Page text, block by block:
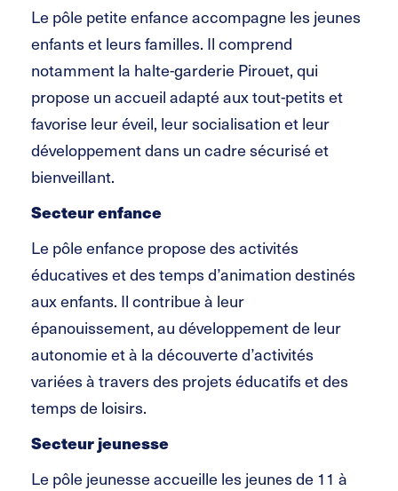
Le pôle petite enfance accompagne les jeunes
enfants et leurs familles. Il comprend
notamment la halte-garderie Pirouet, qui
propose un accueil adapté aux tout-petits et
favorise leur éveil, leur socialisation et leur
développement dans un cadre sécurisé et
bienveillant.
Secteur enfance
Le pôle enfance propose des activités
éducatives et des temps d’animation destinés
aux enfants. Il contribue à leur
épanouissement, au développement de leur
autonomie et à la découverte d’activités
variées à travers des projets éducatifs et des
temps de loisirs.
Secteur jeunesse
Le pôle jeunesse accueille les jeunes de 11 à